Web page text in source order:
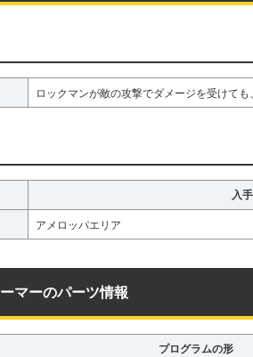
ロックマンが敵の攻撃でダメージを受けて
入
アメロッパエリア
マーのパーツ情報
プログラムの形